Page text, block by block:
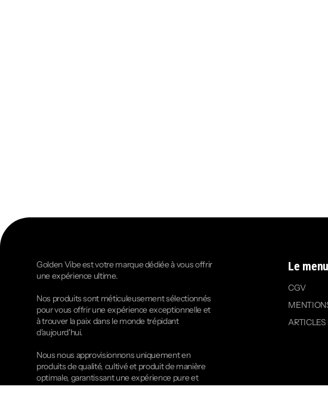
Golden Vibe est votre marque dédiée à vous offrir
une expérience ultime.
Nos produits sont méticuleusement sélectionnés
pour vous offrir une expérience exceptionnelle et
à trouver la paix dans le monde trépidant
d'aujourd'hui.
Nous nous approvisionnons uniquement en
produits de qualité, cultivé et produit de manière
optimale, garantissant une expérience pure et
authentique à chaque utilisation !
Le
CGV